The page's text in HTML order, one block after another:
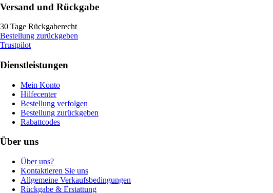
Versand und Rückgabe
30 Tage Rückgaberecht
Bestellung zurückgeben
Trustpilot
Dienstleistungen
Mein Konto
Hilfecenter
Bestellung verfolgen
Bestellung zurückgeben
Rabattcodes
Über uns
Über uns?
Kontaktieren Sie uns
Allgemeine Verkaufsbedingungen
Rückgabe & Erstattung